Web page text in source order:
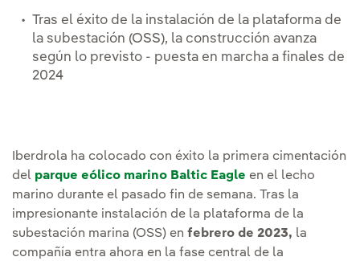
Tras el éxito de la instalación de la plataforma de
la subestación (OSS), la construcción avanza
según lo previsto - puesta en marcha a finales de
2024
Iberdrola ha colocado con éxito la primera cimentación
del parque eólico marino Baltic Eagle en el lecho
marino durante el pasado fin de semana. Tras la
impresionante instalación de la plataforma de la
subestación marina (OSS) en febrero de 2023, la
compañía entra ahora en la fase central de la